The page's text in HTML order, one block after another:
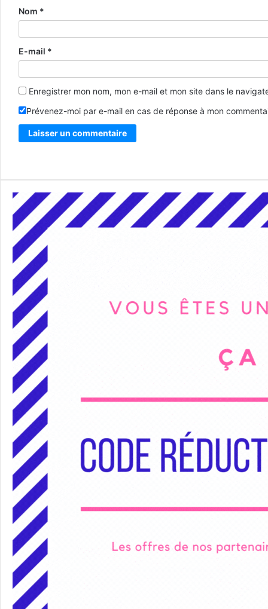
Nom *
E-mail *
Enregistrer mon nom, mon e-mail et mon site dans le
Prévenez-moi par e-mail en cas de réponse à mon